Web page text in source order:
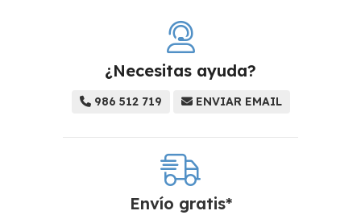
¿Necesitas ayuda?
986 512 719 ENVIAR EMAIL
Envío gratis*